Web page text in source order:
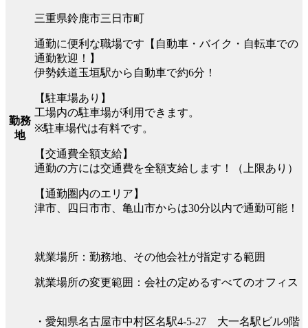
勤務
地
三重県鈴鹿市三日市町
通勤に便利な職場です【自動車・バイク・自転車での
通勤歓迎！】
伊勢鉄道玉垣駅から自動車で約6分！
【駐車場あり】
工場内の駐車場が利用できます。
※駐車場代は有料です。
【交通費全額支給】
通勤の方には交通費を全額支給します！（上限あり）
【通勤圏内のエリア】
津市、四日市市、亀山市からは30分以内で通勤可能！
就業場所：勤務地、その他会社が指定する範囲
就業場所の変更範囲：会社の定めるすべてのオフィス
・愛知県名古屋市中村区名駅4-5-27 大一名駅ビル9階